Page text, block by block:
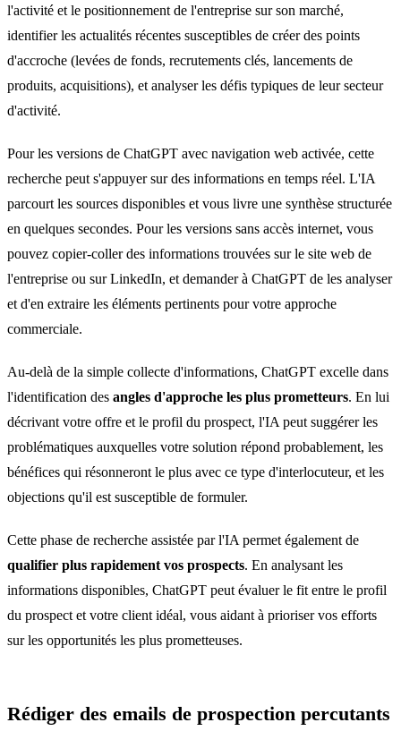
l'activité et le positionnement de l'entreprise sur son marché,
identifier les actualités récentes susceptibles de créer des points
d'accroche (levées de fonds, recrutements clés, lancements de
produits, acquisitions), et analyser les défis typiques de leur secteur
d'activité.
Pour les versions de ChatGPT avec navigation web activée, cette
recherche peut s'appuyer sur des informations en temps réel. L'IA
parcourt les sources disponibles et vous livre une synthèse structurée
en quelques secondes. Pour les versions sans accès internet, vous
pouvez copier-coller des informations trouvées sur le site web de
l'entreprise ou sur LinkedIn, et demander à ChatGPT de les analyser
et d'en extraire les éléments pertinents pour votre approche
commerciale.
Au-delà de la simple collecte d'informations, ChatGPT excelle dans
l'identification des angles d'approche les plus prometteurs. En lui
décrivant votre offre et le profil du prospect, l'IA peut suggérer les
problématiques auxquelles votre solution répond probablement, les
bénéfices qui résonneront le plus avec ce type d'interlocuteur, et les
objections qu'il est susceptible de formuler.
Cette phase de recherche assistée par l'IA permet également de
qualifier plus rapidement vos prospects. En analysant les
informations disponibles, ChatGPT peut évaluer le fit entre le profil
du prospect et votre client idéal, vous aidant à prioriser vos efforts
sur les opportunités les plus prometteuses.
Rédiger des emails de prospection percutants